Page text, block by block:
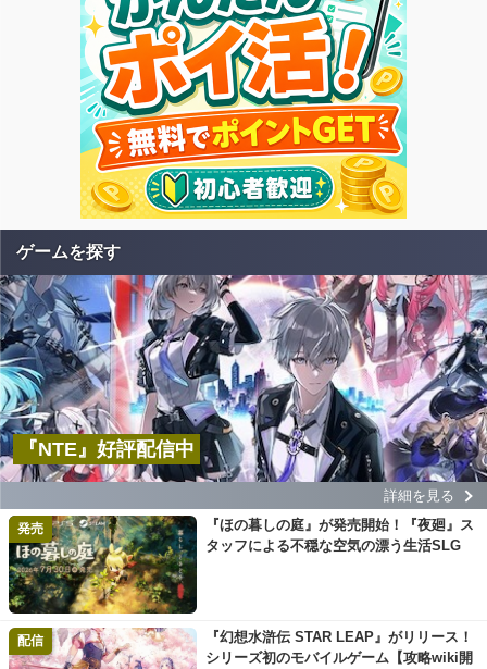
ゲームを探す
『NTE』好評配信中
詳細を見る
発売
『ほの暮しの庭』が発売開始！『夜廻』ス
タッフによる不穏な空気の漂う生活SLG
配信
『幻想水滸伝 STAR LEAP』がリリース！
シリーズ初のモバイルゲーム【攻略wiki開